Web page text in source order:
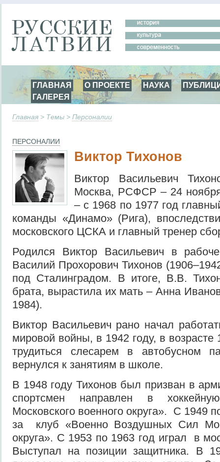
ГЛАВНАЯ О ПРОЕКТЕ НАУКА
ГАЛЕРЕЯ
Главная > Темы > Персоналии
ПЕРСОНАЛИИ
Виктор Тихонов
Виктор Васильевич
Москва, РСФСР – 24
– с 1968 по 1977 год
команды «Динамо» (Рига),
московского ЦСКА и главный тренер
Родился Виктор Васильевич в
Василий Прохорович Тихонов
под Сталинградом. В итоге, В.В.
брата, вырастила их мать – Анна
1984).
Виктор Васильевич рано начал
мировой войны, в 1942 году, в возрасте
трудиться слесарем в автобусном
вернулся к занятиям в школе.
В 1948 году Тихонов был призван в
спортсмен направлен в
Московского военного округа». С 1949
за клуб «Военно Воздушных Сил
округа». С 1953 по 1963 год играл в
Выступал на позиции защитника. В